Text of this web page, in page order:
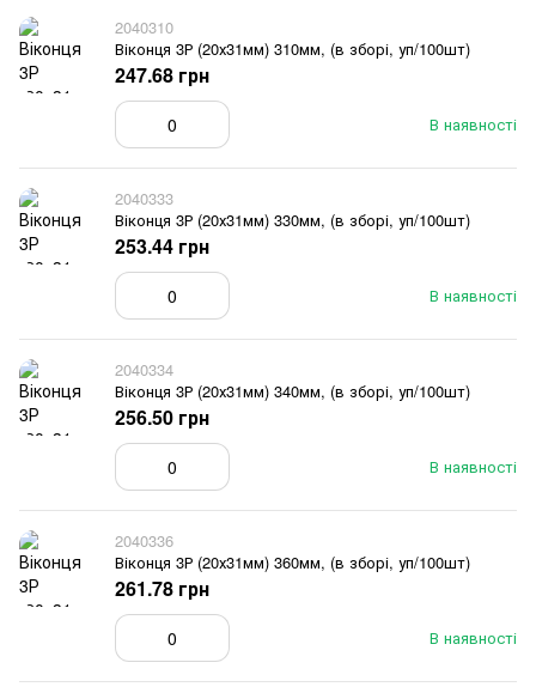
2040310
Віконця 3Р (20х31мм) 310мм, (в зборі, уп/100шт)
В наявності
247.68 грн
2040333
Віконця 3Р (20х31мм) 330мм, (в зборі, уп/100шт)
В наявності
253.44 грн
2040334
Віконця 3Р (20х31мм) 340мм, (в зборі, уп/100шт)
В наявності
256.50 грн
2040336
Віконця 3Р (20х31мм) 360мм, (в зборі, уп/100шт)
В наявності
261.78 грн